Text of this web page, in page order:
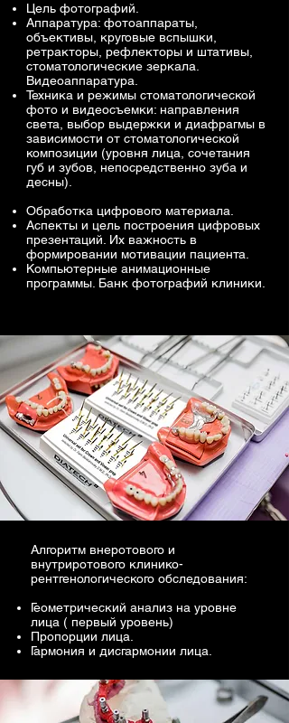
Цель фотографий.
Аппаратура: фотоаппараты,
объективы, круговые вспышки,
ретракторы, рефлекторы и штативы,
стоматологические зеркала.
Видеоаппаратура.
Техника и режимы стоматологической
фото и видеосъемки: направления
света, выбор выдержки и диафрагмы в
зависимости от стоматологической
композиции (уровня лица, сочетания
губ и зубов, непосредственно зуба и
десны).
Обработка цифрового материала.
Аспекты и цель построения цифровых
презентаций. Их важность в
формировании мотивации пациента.
Компьютерные анимационные
программы. Банк фотографий клиники.
Алгоритм внеротового и
внутриротового клинико-
рентгенологического обследования:
Геометрический анализ на уровне
лица ( первый уровень)
Пропорции лица.
Гармония и дисгармонии лица.